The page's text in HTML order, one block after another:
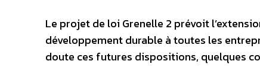
Le projet de loi Grenelle 2 prévoit
développement durable à toutes les
doute ces futures dispositions, quelques